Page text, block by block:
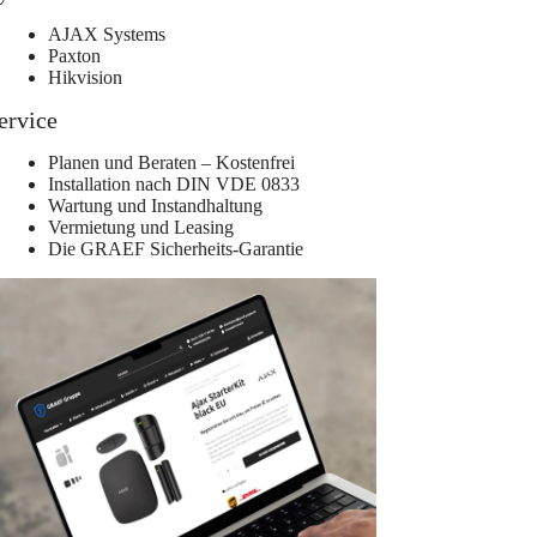
AJAX Systems
Paxton
Hikvision
Planen und Beraten – Kostenfrei
Installation nach DIN VDE 0833
Wartung und Instandhaltung
Vermietung und Leasing
Die GRAEF Sicherheits-Garantie